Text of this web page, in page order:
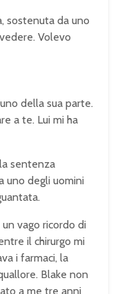
sostenuta da uno
Volevo
della sua parte.
a te. Lui mi ha
sentenza
uno degli uomini
vago ricordo di
il chirurgo mi
i farmaci, la
Blake non
a me tre anni